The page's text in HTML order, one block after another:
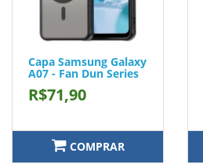
Capa Samsung Galaxy
A07 - Fan Dun Series
R$71,90
COMPRAR